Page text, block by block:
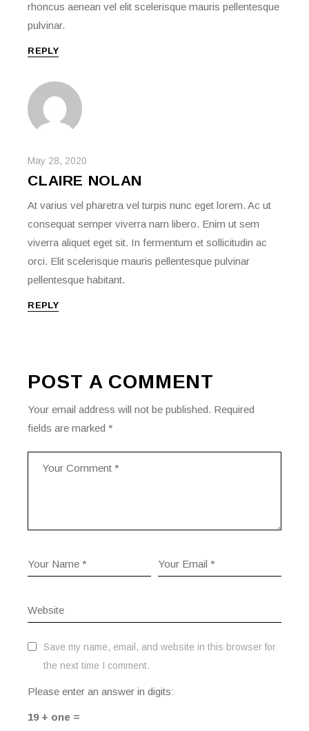
rhoncus aenean vel elit scelerisque mauris pellentesque
pulvinar.
REPLY
May 28, 2020
CLAIRE NOLAN
At varius vel pharetra vel turpis nunc eget lorem. Ac ut
consequat semper viverra nam libero. Enim ut sem
viverra aliquet eget sit. In fermentum et sollicitudin ac
orci. Elit scelerisque mauris pellentesque pulvinar
pellentesque habitant.
REPLY
POST A COMMENT
Your email address will not be published. Required
fields are marked*
Save my name, email, and website in this browser for
the next time I comment.
Please enter an answer in digits:
19 + one =